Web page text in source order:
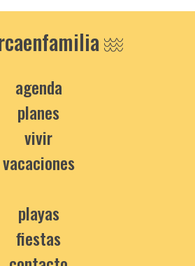
agenda
planes
vivir
vacaciones
playas
fiestas